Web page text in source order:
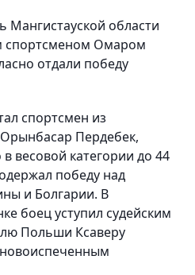
Мангистауской области
спортсменом Омаром
отдали победу
спортсмен из
Орынбасар Пердебек,
весовой категории до 44
победу над
и Болгарии. В
боец уступил судейским
Польши Ксаверу